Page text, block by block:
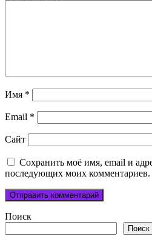
Имя *
Email *
Сайт
Сохранить моё имя, email и
последующих моих комментариев.
Поиск
Поиск